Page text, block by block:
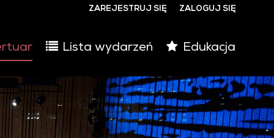
ZAREJESTRUJ SIĘ ZALOGUJ SIĘ
14
Lista wydarzeń Edukacja